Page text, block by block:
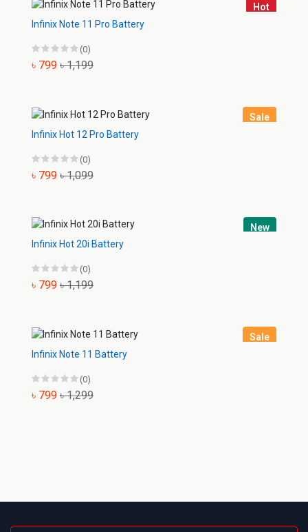
Hot
Infinix Note 11 Pro Battery
(0)
৳ 799 ৳ 1,199
Sale
Infinix Hot 12 Pro Battery
(0)
৳ 799 ৳ 1,099
New
Infinix Hot 20i Battery
(0)
৳ 799 ৳ 1,199
Sale
Infinix Note 11 Battery
(0)
৳ 799 ৳ 1,299